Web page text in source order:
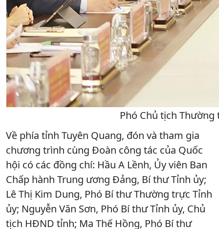
Phó Chủ tịch
Về phía tỉnh Tuyên Quang, đón và tham gia
chương trình cùng Đoàn công tác của Quốc
hội có các đồng chí: Hầu A Lềnh, Ủy viên Ban
Chấp hành Trung ương Đảng, Bí thư Tỉnh ủy;
Lê Thị Kim Dung, Phó Bí thư Thường trực Tỉnh
ủy; Nguyễn Văn Sơn, Phó Bí thư Tỉnh ủy, Chủ
tịch HĐND tỉnh; Ma Thế Hồng, Phó Bí thư